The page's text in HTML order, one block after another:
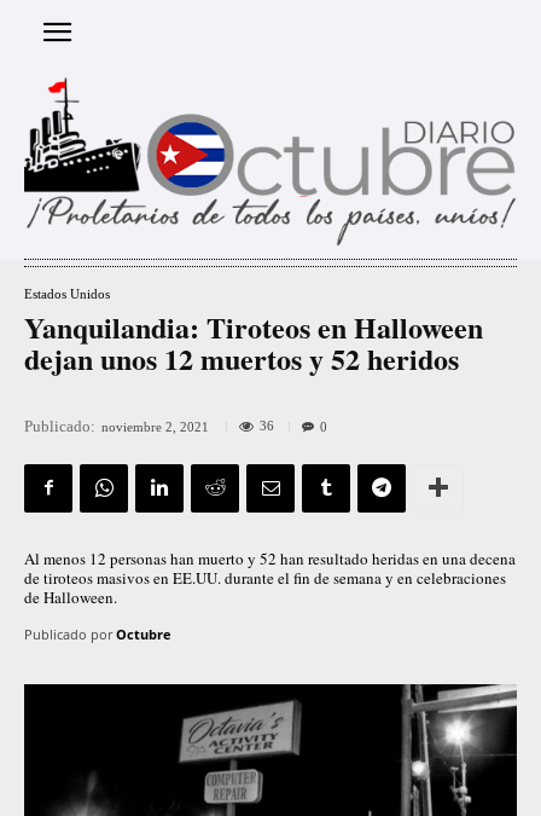
Estados Unidos
Yanquilandia: Tiroteos en Halloween
dejan unos 12 muertos y 52 heridos
Publicado: noviembre 2, 2021 36 0
Al menos 12 personas han muerto y 52 han resultado heridas en una decena
de tiroteos masivos en EE.UU. durante el fin de semana y en celebraciones
de Halloween.
Publicado por Octubre